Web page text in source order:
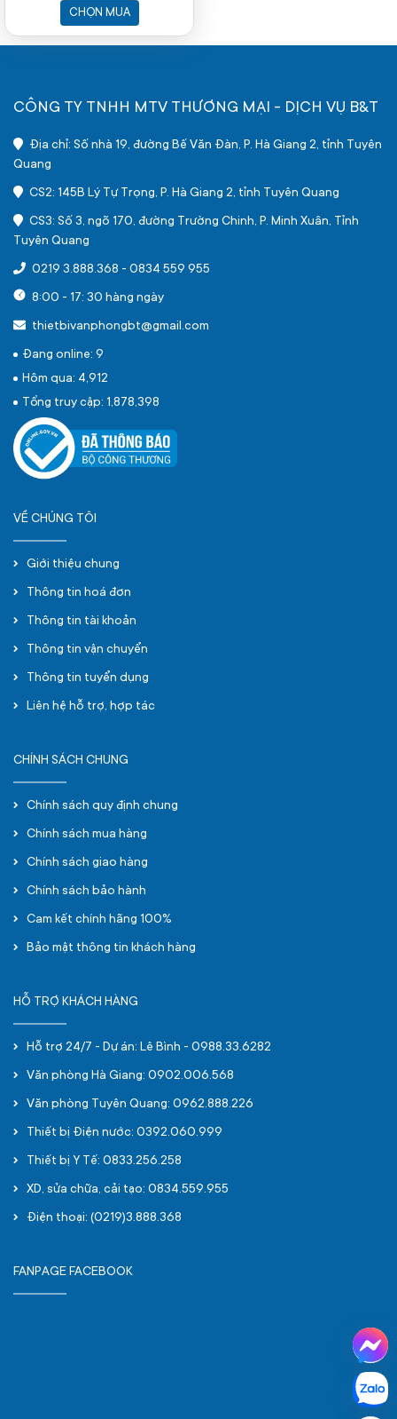
CHỌN MUA
CÔNG TY TNHH MTV THƯƠNG MẠI - DỊCH VỤ B&T
Địa chỉ: Số nhà 19, đường Bế Văn Đàn, P. Hà Giang 2, tỉnh Tuyên
Quang
CS2: 145B Lý Tự Trọng, P. Hà Giang 2, tỉnh Tuyên Quang
CS3: Số 3, ngõ 170, đường Trường Chinh, P. Minh Xuân, Tỉnh
Tuyên Quang
0219 3.888.368 - 0834 559 955
8:00 - 17: 30 hàng ngày
thietbivanphongbt@gmail.com
Đang online: 9
Hôm qua: 4,912
Tổng truy cập: 1,878,398
VỀ CHÚNG TÔI
Giới thiệu chung
Thông tin hoá đơn
Thông tin tài khoản
Thông tin vận chuyển
Thông tin tuyển dụng
Liên hệ hỗ trợ, hợp tác
CHÍNH SÁCH CHUNG
Chính sách quy định chung
Chính sách mua hàng
Chính sách giao hàng
Chính sách bảo hành
Cam kết chính hãng 100%
Bảo mật thông tin khách hàng
HỖ TRỢ KHÁCH HÀNG
Hỗ trợ 24/7 - Dự án: Lê Bình - 0988.33.6282
Văn phòng Hà Giang: 0902.006.568
Văn phòng Tuyên Quang: 0962.888.226
Thiết bị Điện nước: 0392.060.999
Thiết bị Y Tế: 0833.256.258
XD, sửa chữa, cải tạo: 0834.559.955
Điện thoại: (0219)3.888.368
FANPAGE FACEBOOK